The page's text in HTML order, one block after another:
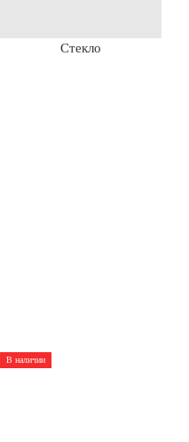
Стекло
В наличии